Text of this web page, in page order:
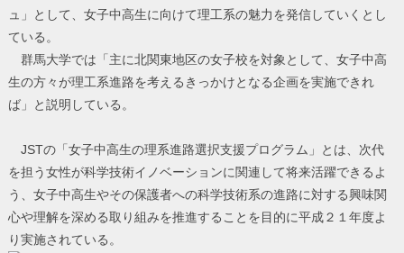
ュ」として、女子中高生に向けて理工系の魅力を発信していくとし
ている。
群馬大学では「主に北関東地区の女子校を対象として、女子中高
生の方々が理工系進路を考えるきっかけとなる企画を実施できれ
ば」と説明している。
JSTの「女子中高生の理系進路選択支援プログラム」とは、次代
を担う女性が科学技術イノベーションに関連して将来活躍できるよ
う、女子中高生やその保護者への科学技術系の進路に対する興味関
心や理解を深める取り組みを推進することを目的に平成２１年度よ
り実施されている。